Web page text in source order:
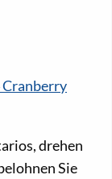
Cranberry
drehen
Sie